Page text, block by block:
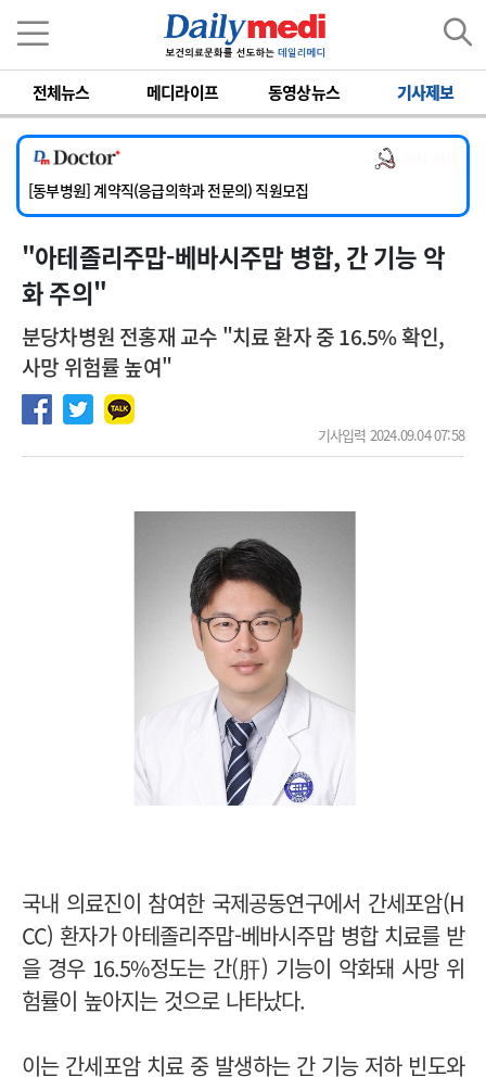
전체뉴스 메디라이프 동영상뉴스 기사제보
[서울아산병원] 2026년 하반기 인턴 모집
[영남대학교의료원] 마취통증의학과 임기제 임상의사 채용
[충남대학교병원] 소아청소년과(소아응급전담) 계약직 의사 공개채용
[동부병원] 계약직(응급의학과 전문의) 직원모집
[이대목동병원] 하반기 전공의(레지던트1년차) 모집
[서울아산병원] 2026년 하반기 인턴 모집
[영남대학교의료원] 마취통증의학과 임기제 임상의사 채용
"아테졸리주맙-베바시주맙 병합, 간 기능 악
화 주의"
분당차병원 전홍재 교수 "치료 환자 중 16.5% 확인,
사망 위험률 높여"
기사입력 2024.09.04 07:58
국내 의료진이 참여한 국제공동연구에서 간세포암(H
CC) 환자가 아테졸리주맙-베바시주맙 병합 치료를 받
을 경우 16.5%정도는 간(肝) 기능이 악화돼 사망 위
험률이 높아지는 것으로 나타났다.
이는 간세포암 치료 중 발생하는 간 기능 저하 빈도와